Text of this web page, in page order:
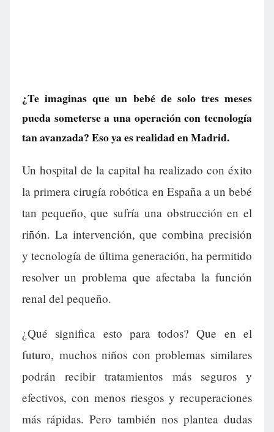
¿Te imaginas que un bebé de solo tres meses
pueda someterse a una operación con tecnología
tan avanzada? Eso ya es realidad en Madrid.
Un hospital de la capital ha realizado con éxito
la primera cirugía robótica en España a un bebé
tan pequeño, que sufría una obstrucción en el
riñón. La intervención, que combina precisión
y tecnología de última generación, ha permitido
resolver un problema que afectaba la función
renal del pequeño.
¿Qué significa esto para todos? Que en el
futuro, muchos niños con problemas similares
podrán recibir tratamientos más seguros y
efectivos, con menos riesgos y recuperaciones
más rápidas. Pero también nos plantea dudas